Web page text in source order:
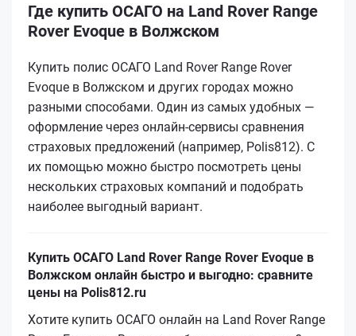
Где купить ОСАГО на Land Rover Range
Rover Evoque в Волжском
Купить полис ОСАГО Land Rover Range Rover
Evoque в Волжском и других городах можно
разными способами. Один из самых удобных —
оформление через онлайн-сервисы сравнения
страховых предложений (например, Polis812). С
их помощью можно быстро посмотреть цены
нескольких страховых компаний и подобрать
наиболее выгодный вариант.
Купить ОСАГО Land Rover Range Rover Evoque в
Волжском онлайн быстро и выгодно: сравните
цены на Polis812.ru
Хотите купить ОСАГО онлайн на Land Rover Range